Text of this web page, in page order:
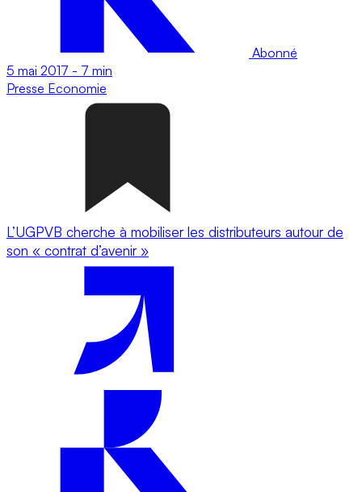
Abonné
5 mai 2017 - 7 min
Presse Economie
L’UGPVB cherche à mobiliser les distributeurs autour de
son « contrat d’avenir »